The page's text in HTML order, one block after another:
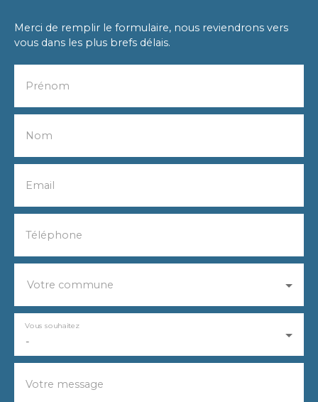
Merci de remplir le formulaire, nous reviendrons vers
vous dans les plus brefs délais.
Prénom
Nom
Email
Téléphone
Votre commune
-
Vous souhaitez
Votre message